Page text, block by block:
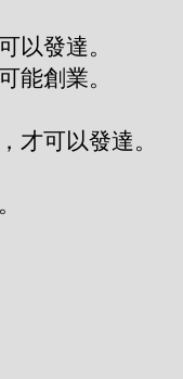
以發達。
能創業。
才可以發達。